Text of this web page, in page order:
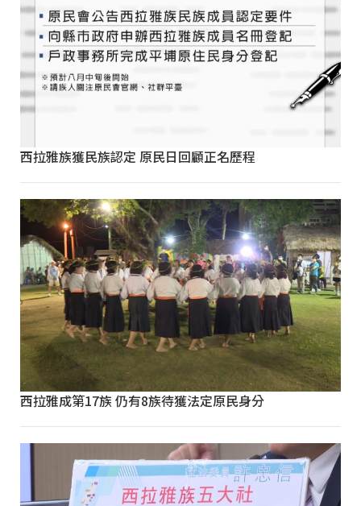
西拉雅族獲民族認定 原民日回顧正名歷程
西拉雅成第17族 仍有8族待獲法定原民身分